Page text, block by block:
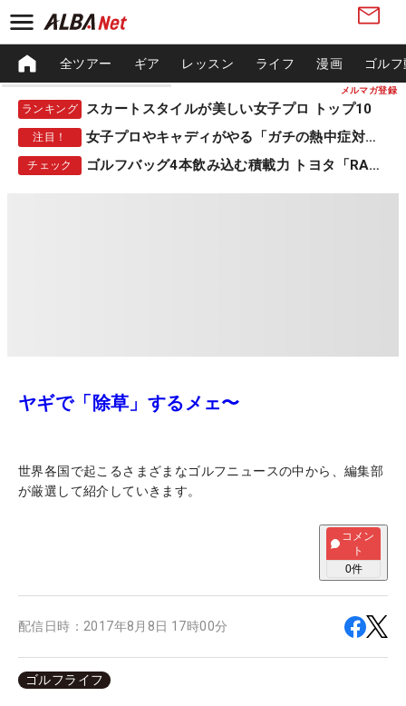
メルマガ登録
全ツアー ギア レッスン ライフ 漫画 ゴル
ランキング スカートスタイルが美しい女子プロ トップ10
注目！ 女子プロやキャディがやる「ガチの熱中症対策」
チェック ゴルフバッグ4本飲み込む積載力 トヨタ「RAV4」
ヤギで「除草」するメェ〜
世界各国で起こるさまざまなゴルフニュースの中から、編集部
が厳選して紹介していきます。
コメン
ト
0件
配信日時： 2017年8月8日 17時00分
ゴルフライフ